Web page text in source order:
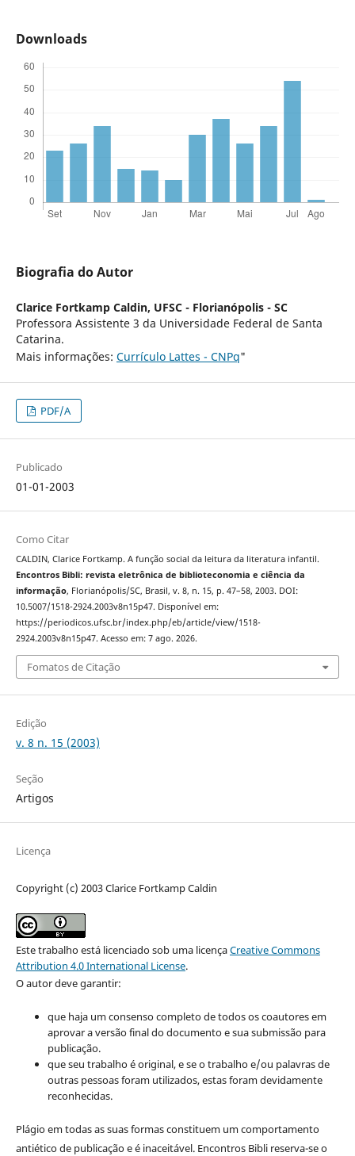
Downloads
Biografia do Autor
Clarice Fortkamp Caldin, UFSC - Florianópolis - SC
Professora Assistente 3 da Universidade Federal de Santa
Catarina.
Mais informações: Currículo Lattes - CNPq"
PDF/A
Publicado
01-01-2003
Como Citar
CALDIN, Clarice Fortkamp. A função social da leitura da literatura infantil.
Encontros Bibli: revista eletrônica de biblioteconomia e ciência da
informação, Florianópolis/SC, Brasil, v. 8, n. 15, p. 47–58, 2003. DOI:
10.5007/1518-2924.2003v8n15p47. Disponível em:
https://periodicos.ufsc.br/index.php/eb/article/view/1518-
2924.2003v8n15p47. Acesso em: 7 ago. 2026.
Fomatos de Citação
Edição
v. 8 n. 15 (2003)
Seção
Artigos
Licença
Copyright (c) 2003 Clarice Fortkamp Caldin
Este trabalho está licenciado sob uma licençaCreative Commons
Attribution 4.0 International License.
O autor deve garantir:
que haja um consenso completo de todos os coautores em
aprovar a versão final do documento e sua submissão para
publicação.
que seu trabalho é original, e se o trabalho e/ou palavras de
outras pessoas foram utilizados, estas foram devidamente
reconhecidas.
Plágio em todas as suas formas constituem um comportamento
antiético de publicação e é inaceitável. Encontros Bibli reserva-se o